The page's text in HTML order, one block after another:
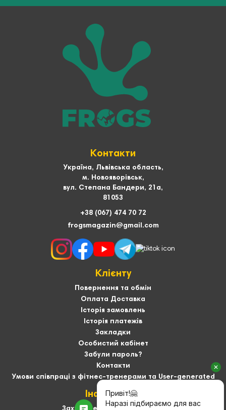
Контакти
Україна, Львівська область,
м. Новояворівськ,
вул. Степана Бандери, 21а,
81053
+38 (067) 474 70 72
frogsmagazin@gmail.com
Клієнту
Повернення та обмін
Оплата Доставка
Історія замовлень
Історія платежів
Закладки
Особистий кабінет
Забули пароль?
Контакти
Умови співпраці з фітнес-тренерами та User-generated
Інформація